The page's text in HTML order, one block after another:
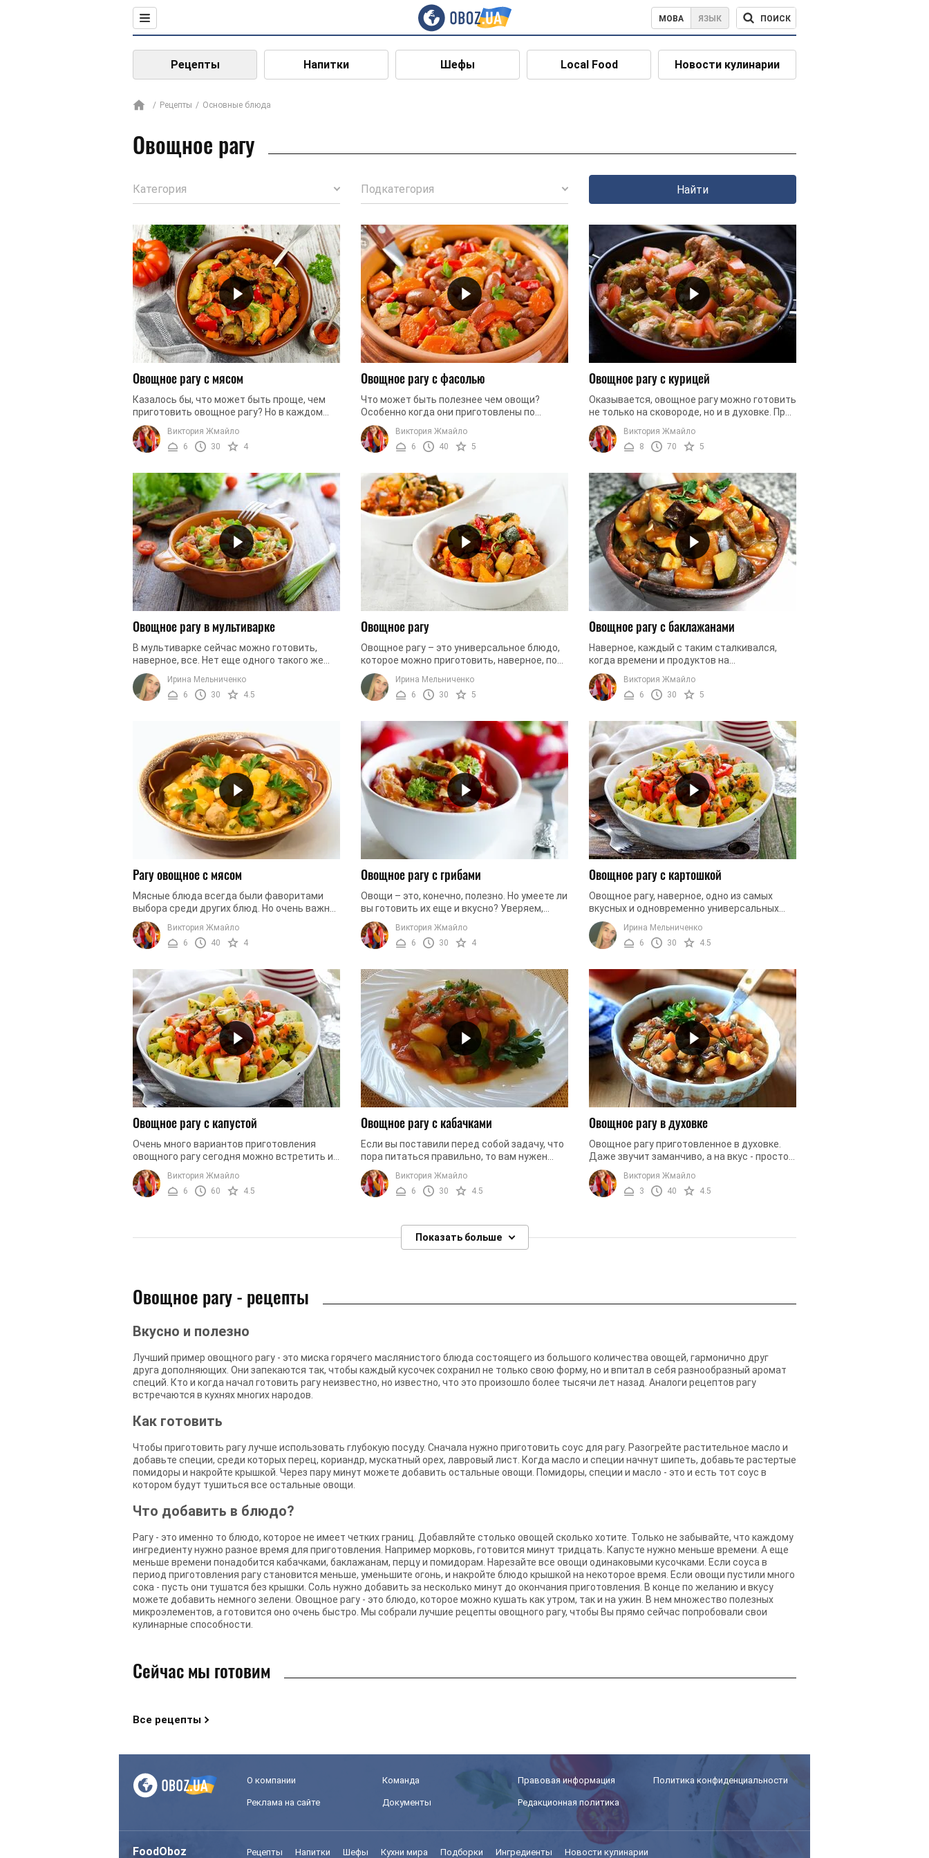
МОВА ЯЗЫК ПОИСК
Рецепты Напитки Шефы Local Food Новости кулинарии
Рецепты Основные блюда
Овощное рагу
Категория Подкатегория Найти
Овощное рагу с мясом
Казалось бы, что может быть проще, чем
приготовить овощное рагу? Но в каждом
блюде есть свои нюансы приготовления. И
для того, чтобы блюдо получилось ...
Виктория Жмайло
6
30 4
Овощное рагу с фасолью
Что может быть полезнее чем овощи?
Особенно когда они приготовлены по
рецепту овощного рагу. Сейчас многие
задумываются о том как правильно
питаться ...
Виктория Жмайло
6
40 5
Овощное рагу с курицей
Оказывается, овощное рагу можно готовить
не только на сковороде, но и в духовке. При
этом мы будем использовать рукав для
приготовления. Он позволит ...
Виктория Жмайло
8
70 5
Овощное рагу в мультиварке
В мультиварке сейчас можно готовить,
наверное, все. Нет еще одного такого же
универсального приспособления, как
мультиварка. Вы можете приготовить ...
Ирина Мельниченко
6
30 4.5
Овощное рагу
Овощное рагу – это универсальное блюдо,
которое можно приготовить, наверное, по
любому поводу. Очень полезно, быстро и
вкусно – три слова, которые ...
Ирина Мельниченко
6
30 5
Овощное рагу с баклажанами
Наверное, каждый с таким сталкивался,
когда времени и продуктов на
приготовление блюда нет, а неожиданные,
но приятные гости уже на пороге вашего ...
Виктория Жмайло
6
30 5
Рагу овощное с мясом
Мясные блюда всегда были фаворитами
выбора среди других блюд. Но очень важно
приготовить мясо не только вкусным, но
нежным и сочным. Предлагаем вам ...
Виктория Жмайло
6
40 4
Овощное рагу с грибами
Овощи – это, конечно, полезно. Но умеете ли
вы готовить их еще и вкусно? Уверяем,
такое блюдо придется вам и вашим близким
по вкусу, если вы ...
Виктория Жмайло
6
30 4
Овощное рагу с картошкой
Овощное рагу, наверное, одно из самых
вкусных и одновременно универсальных
блюд. Его можно подать и на праздничный
стол, как гарнир к мясу. Также ...
Ирина Мельниченко
6
30 4.5
Овощное рагу с капустой
Очень много вариантов приготовления
овощного рагу сегодня можно встретить и,
соответственно, воплотить. Но готовили ли
вы овощное рагу, в основе ...
Виктория Жмайло
6
60 4.5
Овощное рагу с кабачками
Если вы поставили перед собой задачу, что
пора питаться правильно, то вам нужен
этот рецепт. Если вы решили устроить себе
разгрузочный день, то вам ...
Виктория Жмайло
6
30 4.5
Овощное рагу в духовке
Овощное рагу приготовленное в духовке.
Даже звучит заманчиво, а на вкус - просто
восхитительно. Сегодня мы приготовим
овощное рагу в горшочках, ...
Виктория Жмайло
3
40 4.5
Показать больше
Овощное рагу - рецепты
Вкусно и полезно
Лучший пример овощного рагу - это миска горячего маслянистого блюда состоящего из большого количества овощей, гармонично друг
друга дополняющих. Они запекаются так, чтобы каждый кусочек сохранил не только свою форму, но и впитал в себя разнообразный аромат
специй. Кто и когда начал готовить рагу неизвестно, но известно, что это произошло более тысячи лет назад. Аналоги рецептов рагу
встречаются в кухнях многих народов.
Как готовить
Чтобы приготовить рагу лучше использовать глубокую посуду. Сначала нужно приготовить соус для рагу. Разогрейте растительное масло и
добавьте специи, среди которых перец, кориандр, мускатный орех, лавровый лист. Когда масло и специи начнут шипеть, добавьте растертые
помидоры и накройте крышкой. Через пару минут можете добавить остальные овощи. Помидоры, специи и масло - это и есть тот соус в
котором будут тушиться все остальные овощи.
Что добавить в блюдо?
Рагу - это именно то блюдо, которое не имеет четких границ. Добавляйте столько овощей сколько хотите. Только не забывайте, что каждому
ингредиенту нужно разное время для приготовления. Например морковь, готовится минут тридцать. Капусте нужно меньше времени. А еще
меньше времени понадобится кабачками, баклажанам, перцу и помидорам. Нарезайте все овощи одинаковыми кусочками. Если соуса в
период приготовления рагу становится меньше, уменьшите огонь, и накройте блюдо крышкой на некоторое время. Если овощи пустили много
сока - пусть они тушатся без крышки. Соль нужно добавить за несколько минут до окончания приготовления. В конце по желанию и вкусу
можете добавить немного зелени. Овощное рагу - это блюдо, которое можно кушать как утром, так и на ужин. В нем множество полезных
микроэлементов, а готовится оно очень быстро. Мы собрали лучшие рецепты овощного рагу, чтобы Вы прямо сейчас попробовали свои
кулинарные способности.
Сейчас мы готовим
Все рецепты
О компании Команда Правовая информация Политика конфиденциальности
Реклама на сайте Документы Редакционная политика
FoodOboz Рецепты Напитки Шефы Кухни мира Подборки Ингредиенты Новости кулинарии